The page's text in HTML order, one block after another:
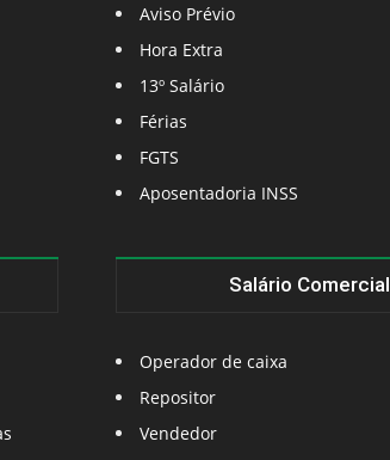
Aviso Prévio
Hora Extra
13º Salário
Férias
FGTS
Aposentadoria INSS
Salário Comercial
Operador de caixa
Repositor
Vendedor